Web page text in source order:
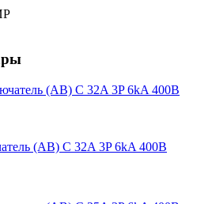
(АВ) C 32A 3P 6kA 400В